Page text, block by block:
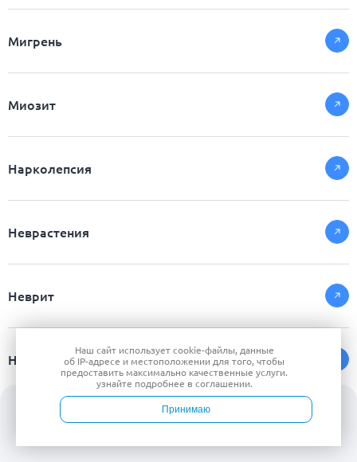
Мигрень
Миозит
Нарколепсия
Неврастения
Неврит
Невроз
Нервный тик
Наш сайт используетcookie-файлы, данные
об IP-адресе и местоположении для того, чтобы
предоставить максимально качественные услуги.
узнайте подробнее в соглашении.
Принимаю